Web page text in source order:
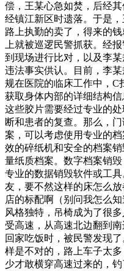
偿，王某心急如焚，后经
经镇江新区时遗落。于是
路上执勤的卖了，得来的
上就被巡逻民警抓获。经
到现场进行比对，以及李
违法事实供认。目前，李
规在医院的临床工作中，C
获取身体内部的详细结构
这些胶片需要经过专业的
断和患者的复查。那么，
案，可以考虑使用专业的
效的碎纸机和安全的档案
量纸质档案。数字档案销
专业的数据销毁软件或工
友，要不然这样的床怎么
店的标配啊（别问我怎么
风格独特，吊椅成为了很
受高速，从高速北边翻到
回家吃饭时，被民警发现
样是不对的，路上车子太
少才敢横穿高速过来的，